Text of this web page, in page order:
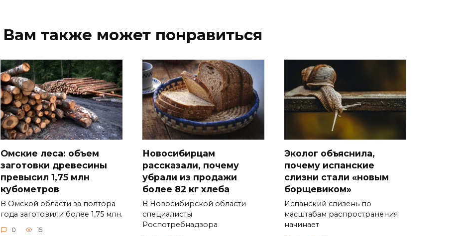
Вам также может понравиться
Омские леса: объем
заготовки древесины
превысил 1,75 млн
кубометров
В Омской области за полтора
года заготовили более 1,75 млн.
0 15
Новосибирцам
рассказали, почему
убрали из продажи
более 82 кг хлеба
В Новосибирской области
специалисты
Роспотребнадзора
Эколог объяснила,
почему испанские
слизни стали «новым
борщевиком»
Испанский слизень по
масштабам распространения
начинает